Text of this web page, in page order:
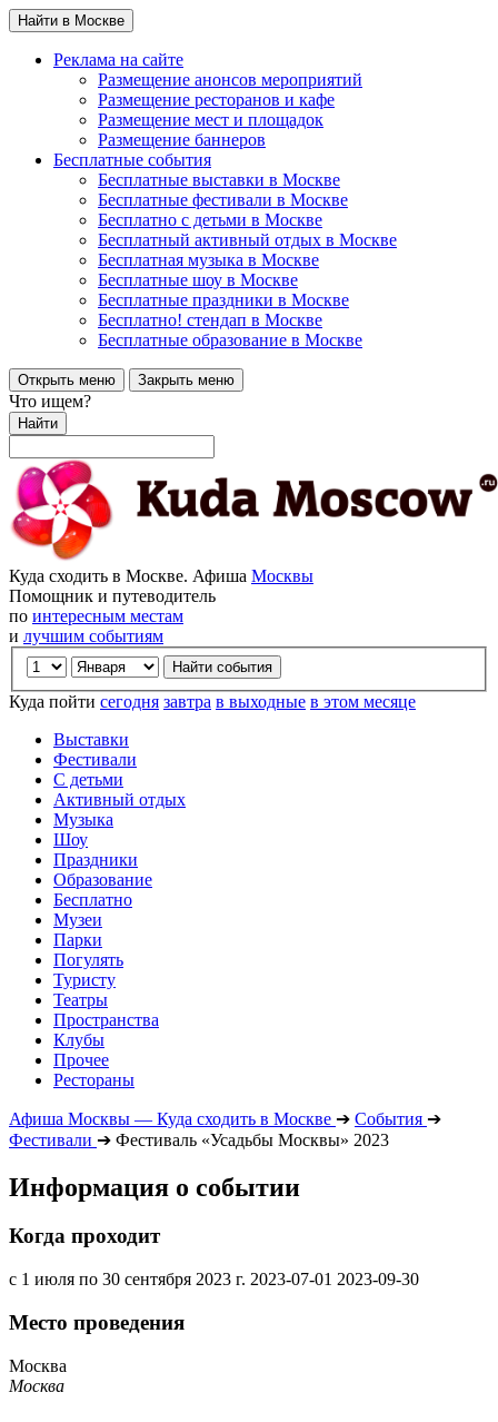
Найти в Москве
Реклама на сайте
Размещение анонсов мероприятий
Размещение ресторанов и кафе
Размещение мест и площадок
Размещение баннеров
Бесплатные события
Бесплатные выставки в Москве
Бесплатные фестивали в Москве
Бесплатно с детьми в Москве
Бесплатный активный отдых в Москве
Бесплатная музыка в Москве
Бесплатные шоу в Москве
Бесплатные праздники в Москве
Бесплатно! стендап в Москве
Бесплатные образование в Москве
Открыть меню Закрыть меню
Что ищем?
Найти
Куда сходить в Москве. Афиша Москвы
Помощник и путеводитель
по интересным местам
и лучшим событиям
Куда пойти сегодня завтра в выходные в этом месяце
Выставки
Фестивали
С детьми
Активный отдых
Музыка
Шоу
Праздники
Образование
Бесплатно
Музеи
Парки
Погулять
Туристу
Театры
Пространства
Клубы
Прочее
Рестораны
Афиша Москвы — Куда сходить в Москве ➔ События ➔
Фестивали ➔ Фестиваль «Усадьбы Москвы» 2023
Информация о событии
Когда проходит
с 1 июля по 30 сентября 2023 г. 2023-07-01 2023-09-30
Место проведения
Москва
Москва